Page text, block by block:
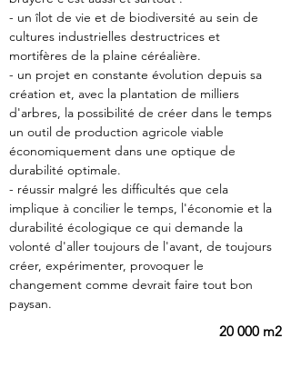
- un îlot de vie et de biodiversité au sein de
cultures industrielles destructrices et
mortifères de la plaine céréalière.
- un projet en constante évolution depuis sa
création et, avec la plantation de milliers
d'arbres, la possibilité de créer dans le temps
un outil de production agricole viable
économiquement dans une optique de
durabilité optimale.
- réussir malgré les difficultés que cela
implique à concilier le temps, l'économie et la
durabilité écologique ce qui demande la
volonté d'aller toujours de l'avant, de toujours
créer, expérimenter, provoquer le
changement comme devrait faire tout bon
paysan.
20 000 m2